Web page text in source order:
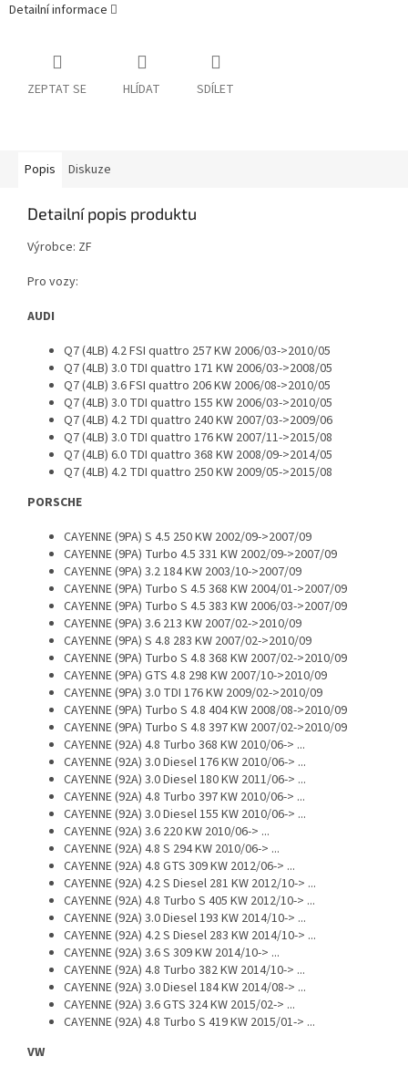
Detailní informace
ZEPTAT SE HLÍDAT SDÍLET
Popis Diskuze
Detailní popis produktu
Výrobce: ZF
Pro vozy:
AUDI
Q7 (4LB) 4.2 FSI quattro 257 KW 2006/03->2010/05
Q7 (4LB) 3.0 TDI quattro 171 KW 2006/03->2008/05
Q7 (4LB) 3.6 FSI quattro 206 KW 2006/08->2010/05
Q7 (4LB) 3.0 TDI quattro 155 KW 2006/03->2010/05
Q7 (4LB) 4.2 TDI quattro 240 KW 2007/03->2009/06
Q7 (4LB) 3.0 TDI quattro 176 KW 2007/11->2015/08
Q7 (4LB) 6.0 TDI quattro 368 KW 2008/09->2014/05
Q7 (4LB) 4.2 TDI quattro 250 KW 2009/05->2015/08
PORSCHE
CAYENNE (9PA) S 4.5 250 KW 2002/09->2007/09
CAYENNE (9PA) Turbo 4.5 331 KW 2002/09->2007/09
CAYENNE (9PA) 3.2 184 KW 2003/10->2007/09
CAYENNE (9PA) Turbo S 4.5 368 KW 2004/01->2007/09
CAYENNE (9PA) Turbo S 4.5 383 KW 2006/03->2007/09
CAYENNE (9PA) 3.6 213 KW 2007/02->2010/09
CAYENNE (9PA) S 4.8 283 KW 2007/02->2010/09
CAYENNE (9PA) Turbo S 4.8 368 KW 2007/02->2010/09
CAYENNE (9PA) GTS 4.8 298 KW 2007/10->2010/09
CAYENNE (9PA) 3.0 TDI 176 KW 2009/02->2010/09
CAYENNE (9PA) Turbo S 4.8 404 KW 2008/08->2010/09
CAYENNE (9PA) Turbo S 4.8 397 KW 2007/02->2010/09
CAYENNE (92A) 4.8 Turbo 368 KW 2010/06-> ...
CAYENNE (92A) 3.0 Diesel 176 KW 2010/06-> ...
CAYENNE (92A) 3.0 Diesel 180 KW 2011/06-> ...
CAYENNE (92A) 4.8 Turbo 397 KW 2010/06-> ...
CAYENNE (92A) 3.0 Diesel 155 KW 2010/06-> ...
CAYENNE (92A) 3.6 220 KW 2010/06-> ...
CAYENNE (92A) 4.8 S 294 KW 2010/06-> ...
CAYENNE (92A) 4.8 GTS 309 KW 2012/06-> ...
CAYENNE (92A) 4.2 S Diesel 281 KW 2012/10-> ...
CAYENNE (92A) 4.8 Turbo S 405 KW 2012/10-> ...
CAYENNE (92A) 3.0 Diesel 193 KW 2014/10-> ...
CAYENNE (92A) 4.2 S Diesel 283 KW 2014/10-> ...
CAYENNE (92A) 3.6 S 309 KW 2014/10-> ...
CAYENNE (92A) 4.8 Turbo 382 KW 2014/10-> ...
CAYENNE (92A) 3.0 Diesel 184 KW 2014/08-> ...
CAYENNE (92A) 3.6 GTS 324 KW 2015/02-> ...
CAYENNE (92A) 4.8 Turbo S 419 KW 2015/01-> ...
VW